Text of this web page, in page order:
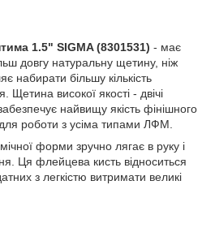
1.5" SIGMA (8301531) - має
довгу натуральну щетину, ніж
набирати більшу кількість
Щетина високої якості - двічі
найвищу якість фінішного
роботи з усіма типами ЛФМ.
форми зручно лягає в руку і
Ця флейцева кисть відноситься
з легкістю витримати великі